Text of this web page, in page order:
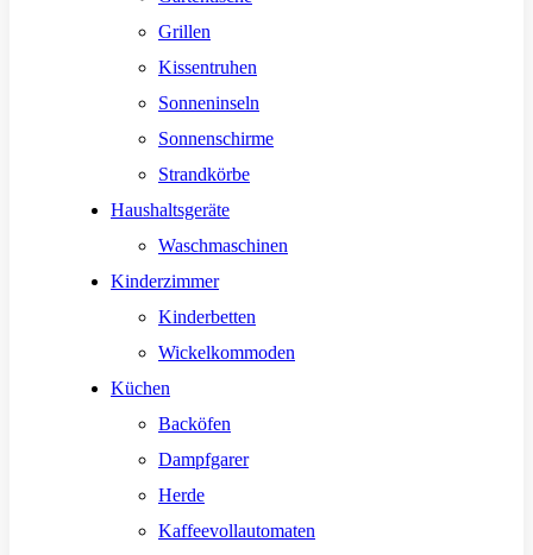
Grillen
Kissentruhen
Sonneninseln
Sonnenschirme
Strandkörbe
Haushaltsgeräte
Waschmaschinen
Kinderzimmer
Kinderbetten
Wickelkommoden
Küchen
Backöfen
Dampfgarer
Herde
Kaffeevollautomaten